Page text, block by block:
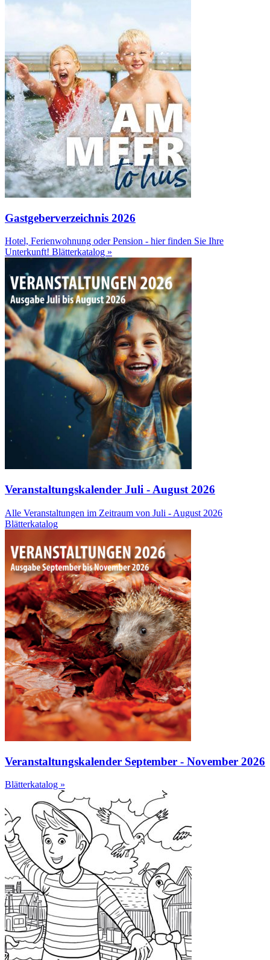
Gastgeberverzeichnis 2026
Hotel, Ferienwohnung oder Pension - hier finden Sie Ihre
Unterkunft! Blätterkatalog »
Veranstaltungskalender Juli - August 2026
Alle Veranstaltungen im Zeitraum von Juli - August 2026
Blätterkatalog
Veranstaltungskalender September - November 2026
Blätterkatalog »